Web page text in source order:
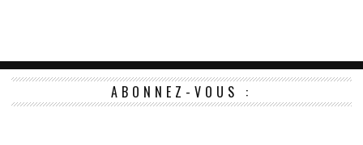
ABONNEZ-VOUS :